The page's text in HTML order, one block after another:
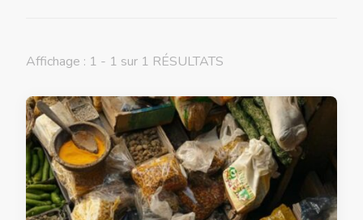
Affichage : 1 - 1 sur 1 RÉSULTATS